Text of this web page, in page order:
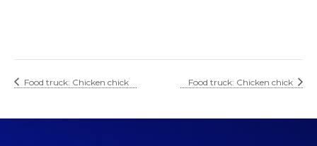
Food truck: Chicken chick Food truck: Chicken chick